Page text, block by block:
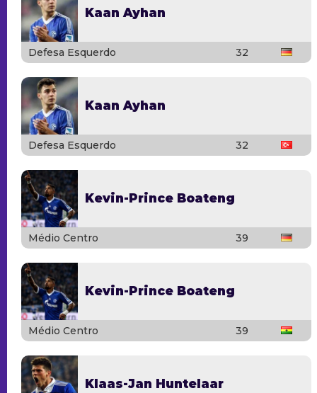
Kaan Ayhan
Defesa Esquerdo 32
Kaan Ayhan
Defesa Esquerdo 32
Kevin-Prince Boateng
Médio Centro 39
Kevin-Prince Boateng
Médio Centro 39
Klaas-Jan Huntelaar